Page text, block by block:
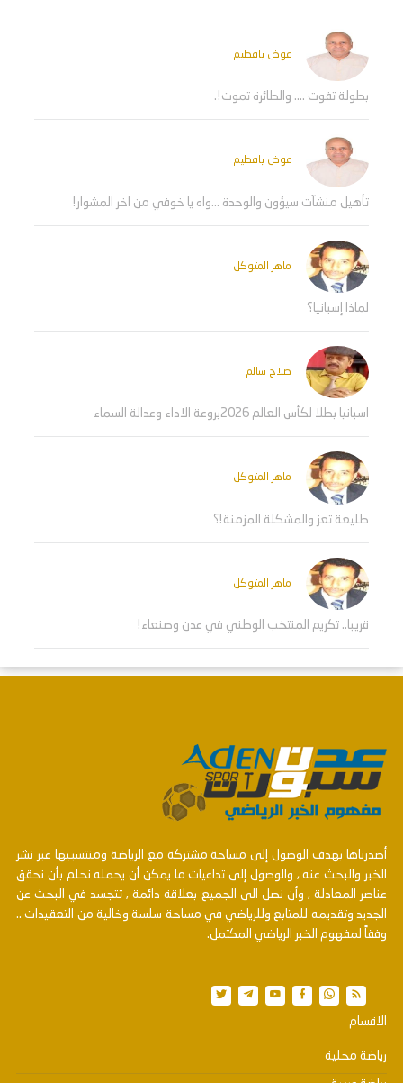
عوض بافطيم
بطولة تفوت .... والطائرة تموت!.
عوض بافطيم
تأهيل منشآت سيؤون والوحدة ...واه يا خوفي من اخر المشوار!
ماهر المتوكل
لماذا إسبانيا؟
صلاح سالم
اسبانيا بطلا لكأس العالم 2026بروعة الاداء وعدالة السماء
ماهر المتوكل
طليعة تعز والمشكلة المزمنة!؟
ماهر المتوكل
قريبا.. تكريم المنتخب الوطني في عدن وصنعاء!
أصدرناها بهدف الوصول إلى مساحة مشتركة مع الرياضة ومنتسبيها عبر نشر
الخبر والبحث عنه , والوصول إلى تداعيات ما يمكن أن يحمله نحلم بأن نحقق
عناصر المعادلة , وأن نصل الى الجميع بعلاقة دائمة , تتجسد في البحث عن
الجديد وتقديمه للمتابع وللرياضي في مساحة سلسة وخالية من التعقيدات ..
وفقاً لمفهوم الخبر الرياضي المكتمل.
الاقسام
رياضة محلية